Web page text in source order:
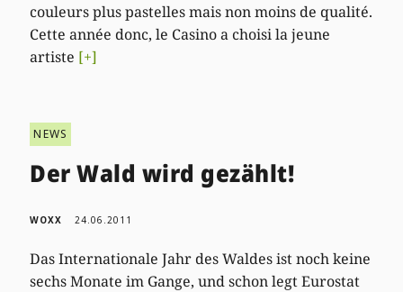
couleurs plus pastelles mais non moins de qualité.
Cette année donc, le Casino a choisi la jeune
artiste [+]
NEWS
Der Wald wird gezählt!
WOXX 24.06.2011
Das Internationale Jahr des Waldes ist noch keine
sechs Monate im Gange, und schon legt Eurostat